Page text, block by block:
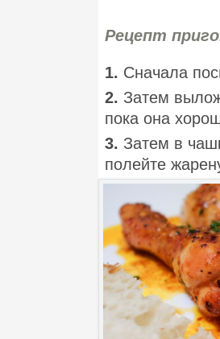
Рецепт
1. Сначала
2. Затем
пока она
3. Затем в
полейте